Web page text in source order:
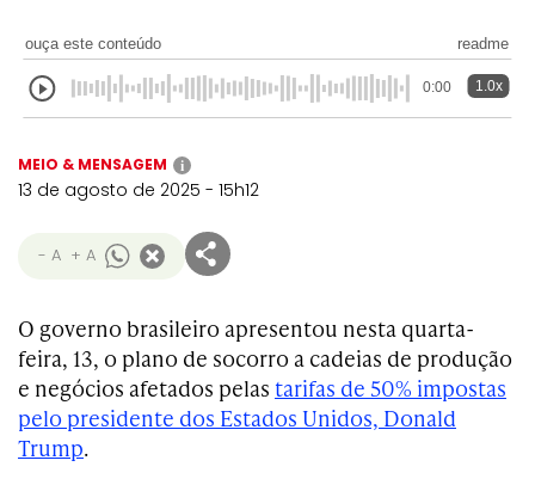
ouça este conteúdo readme
0:00 1.0x
MEIO & MENSAGEM i
13 de agosto de 2025 - 15h12
- A + A
O governo brasileiro apresentou nesta quarta-
feira, 13, o plano de socorro a cadeias de produção
e negócios afetados pelas tarifas de 50% impostas
pelo presidente dos Estados Unidos, Donald
Trump.